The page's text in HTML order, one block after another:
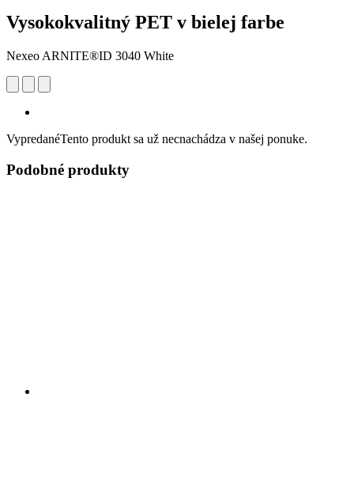
Vysokokvalitný PET v bielej farbe
Nexeo ARNITE®ID 3040 White
VypredanéTento produkt sa už necnachádza v našej ponuke.
Podobné produkty